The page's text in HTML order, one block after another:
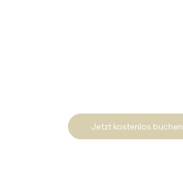
Jetzt kostenlos buchen